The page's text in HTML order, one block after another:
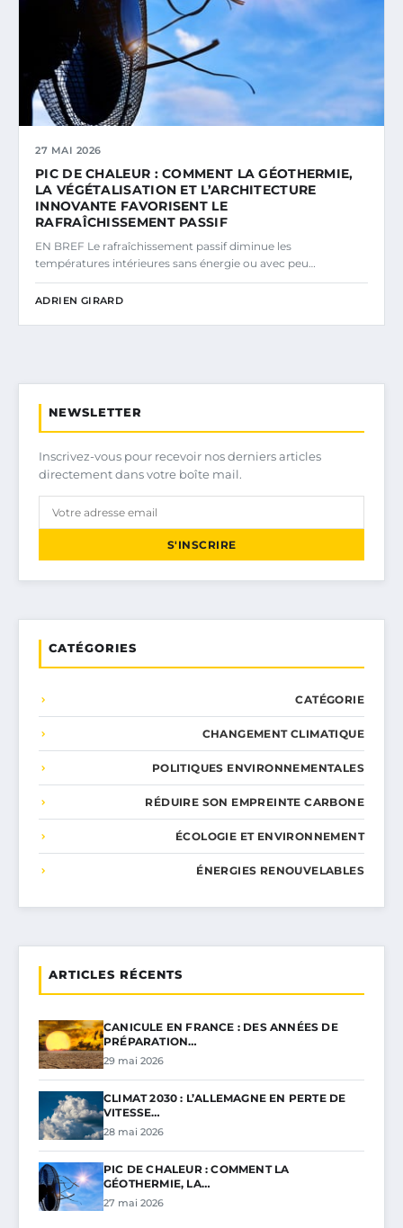
27 MAI 2026
PIC DE CHALEUR : COMMENT LA GÉOTHERMIE,
LA VÉGÉTALISATION ET L’ARCHITECTURE
INNOVANTE FAVORISENT LE
RAFRAÎCHISSEMENT PASSIF
EN BREF Le rafraîchissement passif diminue les
températures intérieures sans énergie ou avec peu…
ADRIEN GIRARD
NEWSLETTER
Inscrivez-vous pour recevoir nos derniers articles
directement dans votre boîte mail.
S'INSCRIRE
CATÉGORIES
CATÉGORIE
CHANGEMENT CLIMATIQUE
POLITIQUES ENVIRONNEMENTALES
RÉDUIRE SON EMPREINTE CARBONE
ÉCOLOGIE ET ENVIRONNEMENT
ÉNERGIES RENOUVELABLES
ARTICLES RÉCENTS
CANICULE EN FRANCE : DES ANNÉES DE
PRÉPARATION…
29 mai 2026
CLIMAT 2030 : L’ALLEMAGNE EN PERTE DE
VITESSE…
28 mai 2026
PIC DE CHALEUR : COMMENT LA
GÉOTHERMIE, LA…
27 mai 2026